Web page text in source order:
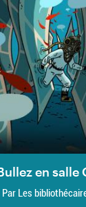
en salle
Par Les